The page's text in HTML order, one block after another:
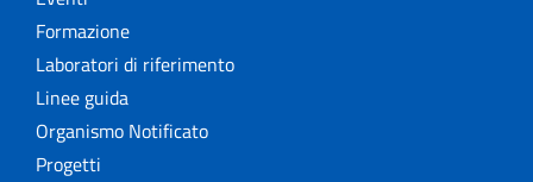
Formazione
Laboratori di riferimento
Linee guida
Organismo Notificato
Progetti